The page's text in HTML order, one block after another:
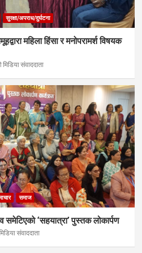
सुरक्षा/अपराध/दुर्घटना
महिला हिंसा र मनोपरामर्श विषयक
संवाददाता
समाज
समेटिएको ‘सहयात्रा’ पुस्तक लोकार्पण
संवाददाता